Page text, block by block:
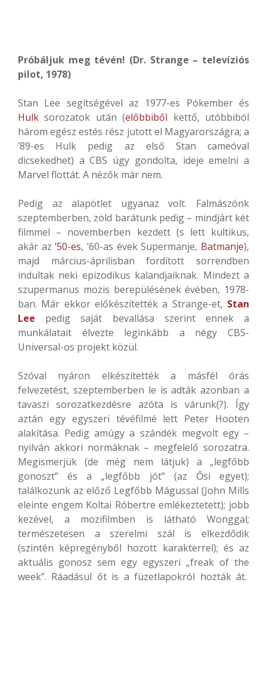
Próbáljuk meg tévén! (Dr. Strange – televíziós
pilot, 1978)
Stan Lee segítségével az 1977-es Pókember és
Hulk sorozatok után (előbbiből kettő, utóbbiból
három egész estés rész jutott el Magyarországra; a
’89-es Hulk pedig az első Stan cameóval
dicsekedhet) a CBS úgy gondolta, ideje emelni a
Marvel flottát. A nézők már nem.
Pedig az alapötlet ugyanaz volt. Falmászónk
szeptemberben, zöld barátunk pedig – mindjárt két
filmmel – novemberben kezdett (s lett kultikus,
akár az’50-es, ’60-as évek Supermanje, Batmanje),
majd március-áprilisban fordított sorrendben
indultak neki epizodikus kalandjaiknak. Mindezt a
szupermanus mozis berepülésének évében, 1978-
ban. Már ekkor előkészítették a Strange-et, Stan
Lee pedig saját bevallása szerint ennek a
munkálatait élvezte leginkább a négy CBS-
Universal-os projekt közül.
Szóval nyáron elkészítették a másfél órás
felvezetést, szeptemberben le is adták azonban a
tavaszi sorozatkezdésre azóta is várunk(?). Így
aztán egy egyszeri tévéfilmé lett Peter Hooten
alakítása. Pedig amúgy a szándék megvolt egy –
nyilván akkori normáknak – megfelelő sorozatra.
Megismerjük (de még nem látjuk) a „legfőbb
gonoszt” és a „legfőbb jót” (az Ősi egyet);
találkozunk az előző Legfőbb Mágussal (John Mills
eleinte engem Koltai Róbertre emlékeztetett); jobb
kezével, a mozifilmben is látható Wonggal;
természetesen a szerelmi szál is elkezdődik
(szintén képregényből hozott karakterrel); és az
aktuális gonosz sem egy egyszeri „freak of the
week”. Ráadásul őt is a füzetlapokról hozták át.